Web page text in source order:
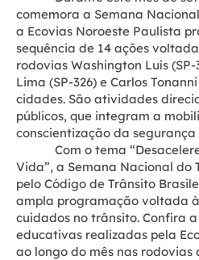
comemora a Semana
a Ecovias Noroeste Paulista
sequência de 14 ações
rodovias Washington Luís
Lima (SP-326) e Carlos
cidades. São atividades
públicos, que integram a
conscientização da
Com o tema “Desacelere.
Vida”, a Semana Nacional do
pelo Código de Trânsito
ampla programação voltada
cuidados no trânsito. Confira
educativas realizadas pela
ao longo do mês nas